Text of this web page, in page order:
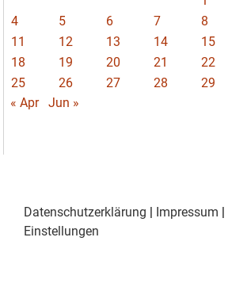
4
5 6 7 8
11
12 13 14 15
18
19 20 21 22
25
26 27 28 29
« Apr
Jun »
Datenschutzerklärung | Impressum |
Einstellungen